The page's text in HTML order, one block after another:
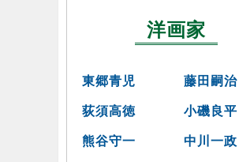
洋画家
東郷青児 藤田嗣治
荻須高徳 小磯良平
熊谷守一 中川一政